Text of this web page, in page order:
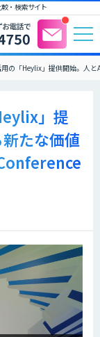
・検索サイト
の「Heylix」提供開始。人
」提
たな価値